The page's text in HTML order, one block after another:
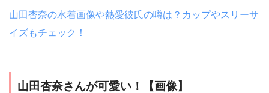
山田杏奈の水着画像や熱愛彼氏の噂は？カップやスリーサ
イズもチェック！
山田杏奈さんが可愛い！【画像】